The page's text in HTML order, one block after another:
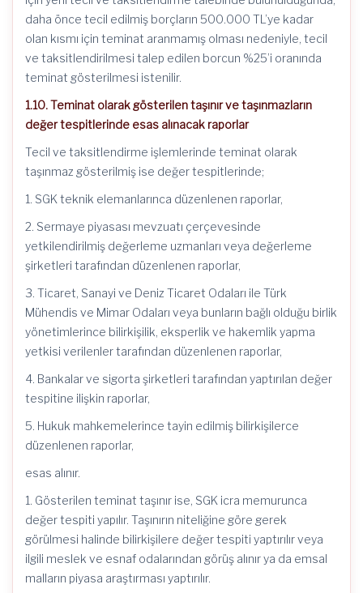
daha önce tecil edilmiş borçların 500.000 TL’ye kadar
olan kısmı için teminat aranmamış olması nedeniyle, tecil
ve taksitlendirilmesi talep edilen borcun %25’i oranında
teminat gösterilmesi istenilir.
1.10. Teminat olarak gösterilen taşınır ve taşınmazların
değer tespitlerinde esas alınacak raporlar
Tecil ve taksitlendirme işlemlerinde teminat olarak
taşınmaz gösterilmiş ise değer tespitlerinde;
1. SGK teknik elemanlarınca düzenlenen raporlar,
2. Sermaye piyasası mevzuatı çerçevesinde
yetkilendirilmiş değerleme uzmanları veya değerleme
şirketleri tarafından düzenlenen raporlar,
3. Ticaret, Sanayi ve Deniz Ticaret Odaları ile Türk
Mühendis ve Mimar Odaları veya bunların bağlı olduğu birlik
yönetimlerince bilirkişilik, eksperlik ve hakemlik yapma
yetkisi verilenler tarafından düzenlenen raporlar,
4. Bankalar ve sigorta şirketleri tarafından yaptırılan değer
tespitine ilişkin raporlar,
5. Hukuk mahkemelerince tayin edilmiş bilirkişilerce
düzenlenen raporlar,
esas alınır.
1. Gösterilen teminat taşınır ise, SGK icra memurunca
değer tespiti yapılır. Taşınırın niteliğine göre gerek
görülmesi halinde bilirkişilere değer tespiti yaptırılır veya
ilgili meslek ve esnaf odalarından görüş alınır ya da emsal
malların piyasa araştırması yaptırılır.